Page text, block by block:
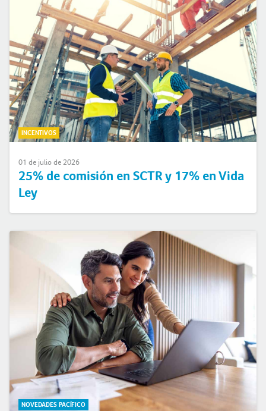
INCENTIVOS
01 de julio de 2026
25% de comisión en SCTR y 17% en Vida
Ley
NOVEDADES PACÍFICO